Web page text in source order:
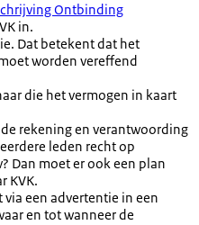
Ontbinding
in.
Dat betekent dat het
worden vereffend
die het vermogen in kaart
rekening en verantwoording
leden recht op
Dan moet er ook een plan
KVK.
via een advertentie in een
en tot wanneer de